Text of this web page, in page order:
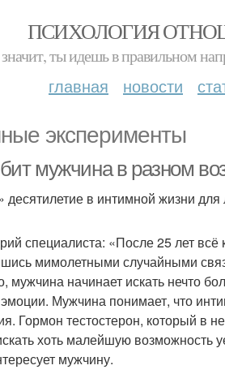
ПСИХОЛОГИЯ
значит, ты идешь в правильном
главная новости
эксперименты
мужчина в разном
десятилетие в интимной жизни
специалиста: «После 25 лет
мимолетными случайными
мужчина начинает искать нечто
эмоции. Мужчина понимает, что
Гормон тестостерон, который в
хоть малейшую возможность
мужчину.